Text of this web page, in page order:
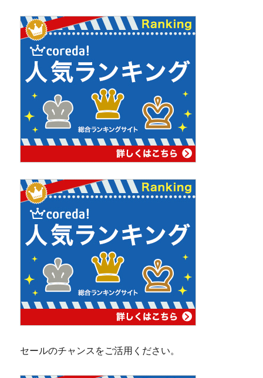
セールのチャンスをご活用ください。